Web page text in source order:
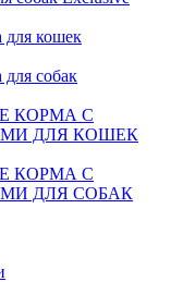
для кошек
собак
КОРМА С
ДЛЯ КОШЕК
КОРМА С
ДЛЯ СОБАК